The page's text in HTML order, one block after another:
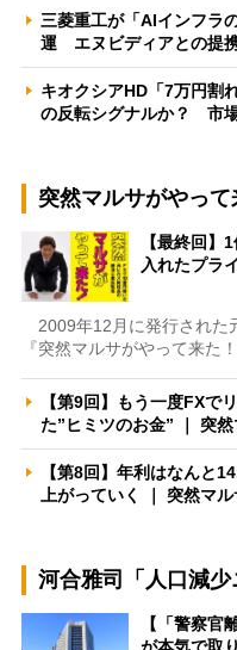
三菱重工が「AIインフラ
運 エヌビディアとの提
キオクシアHD「7万円割
の反転シグナルか？ 市
突然マルサがやって
【最終回】
入れたプラ
2009年12月に発行された
『突然マルサがやって来た
【第9回】もう一度FX
た”ヒミツのお金” ｜ 突
【第8回】年利はなんと
上がっていく ｜ 突然マ
河合雅司「人口減少
【「警察官
が本気で取